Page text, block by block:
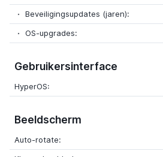
Beveiligingsupdates (jaren):
OS-upgrades:
Gebruikersinterface
HyperOS:
Beeldscherm
Auto-rotate: